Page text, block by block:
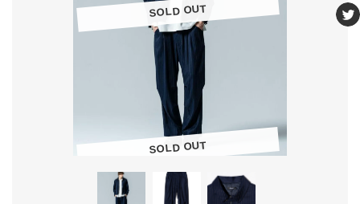
SOLD OUT
SOLD OUT